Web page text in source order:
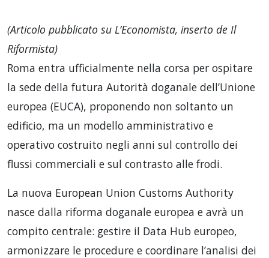
(Articolo pubblicato su L’Economista, inserto de Il
Riformista)
Roma entra ufficialmente nella corsa per ospitare
la sede della futura Autorità doganale dell’Unione
europea (EUCA), proponendo non soltanto un
edificio, ma un modello amministrativo e
operativo costruito negli anni sul controllo dei
flussi commerciali e sul contrasto alle frodi.
La nuova European Union Customs Authority
nasce dalla riforma doganale europea e avrà un
compito centrale: gestire il Data Hub europeo,
armonizzare le procedure e coordinare l’analisi dei